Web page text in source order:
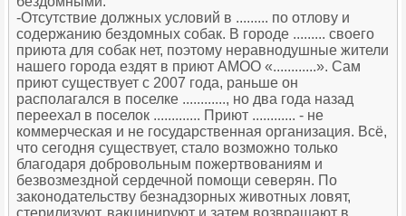
-Отсутствие должных условий в ......... по отлову и
содержанию бездомных собак. В городе ......... своего
приюта для собак нет, поэтому неравнодушные жители
нашего города ездят в приют АМОО «............». Сам
приют существует с 2007 года, раньше он
располагался в поселке ............, но два года назад
переехал в поселок ............. Приют ............ - не
коммерческая и не государственная организация. Всё,
что сегодня существует, стало возможно только
благодаря добровольным пожертвованиям и
безвозмездной сердечной помощи северян. По
законодательству безнадзорных животных ловят,